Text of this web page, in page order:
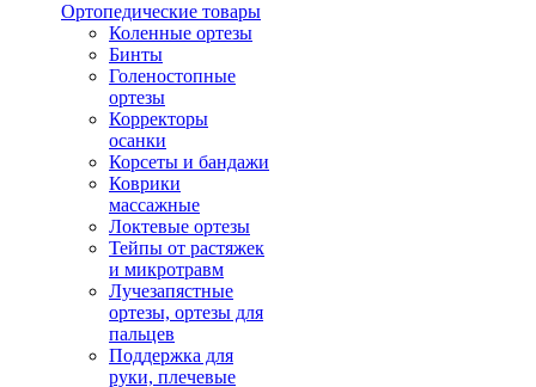
Ортопедические товары
Коленные ортезы
Бинты
Голеностопные
ортезы
Корректоры
осанки
Корсеты и бандажи
Коврики
массажные
Локтевые ортезы
Тейпы от растяжек
и микротравм
Лучезапястные
ортезы, ортезы для
пальцев
Поддержка для
руки, плечевые